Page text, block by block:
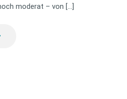
moderat – von […]